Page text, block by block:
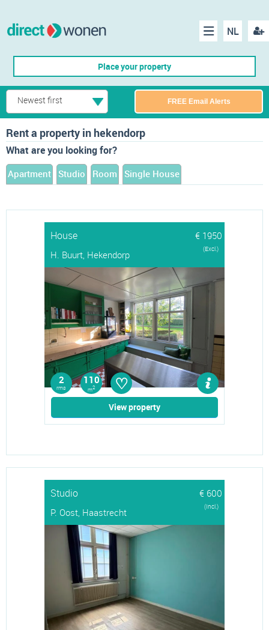
NL
Menu
Place your property
Newest first FREE Email Alerts
Rent a property in hekendorp
What are you looking for?
Apartment Studio Room Single House
House
€ 1950
H. Buurt, Hekendorp
(Excl.)
2
rms
110
m2 ♡
View property
Studio
€ 600
P. Oost, Haastrecht
(Incl.)